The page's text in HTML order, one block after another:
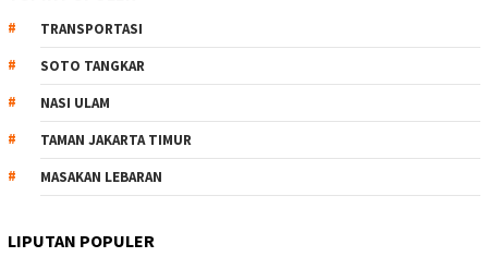
TRANSPORTASI
SOTO TANGKAR
NASI ULAM
TAMAN JAKARTA TIMUR
MASAKAN LEBARAN
LIPUTAN POPULER